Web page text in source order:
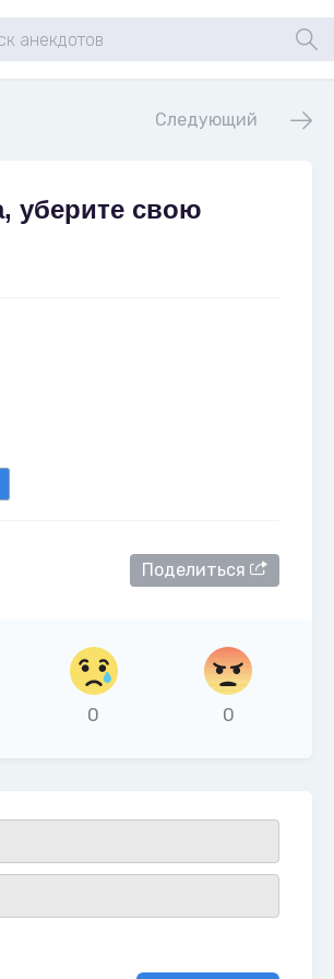
Следующий
уберите свою
Поделиться
0 0